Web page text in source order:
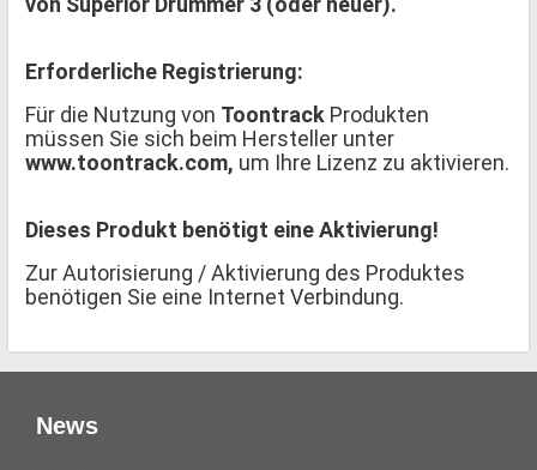
Erforderliche Registrierung:
Für die Nutzung von Toontrack Produkten
müssen Sie sich beim Hersteller unter
www.toontrack.com, um Ihre Lizenz zu aktivieren.
Dieses Produkt benötigt eine Aktivierung!
Zur Autorisierung / Aktivierung des Produktes
benötigen Sie eine Internet Verbindung.
News